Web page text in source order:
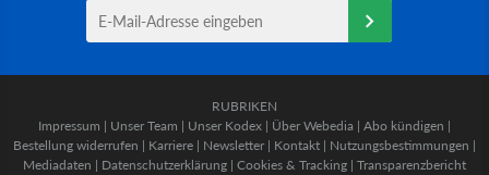
RUBRIKEN
Impressum | Unser Team | Unser Kodex | Über Webedia | Abo kündigen |
Bestellung widerrufen | Karriere | Newsletter | Kontakt | Nutzungsbestimmungen |
Mediadaten | Datenschutzerklärung | Cookies & Tracking | Transparenzbericht